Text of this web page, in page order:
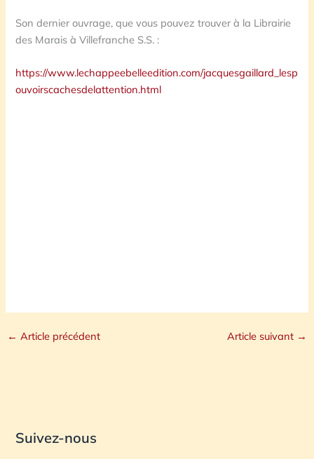
Son dernier ouvrage, que vous pouvez trouver à la Librairie
des Marais à Villefranche S.S. :
https://www.lechappeebelleedition.com/jacquesgaillard_lesp
ouvoirscachesdelattention.html
← Article précédent Article suivant →
Suivez-nous